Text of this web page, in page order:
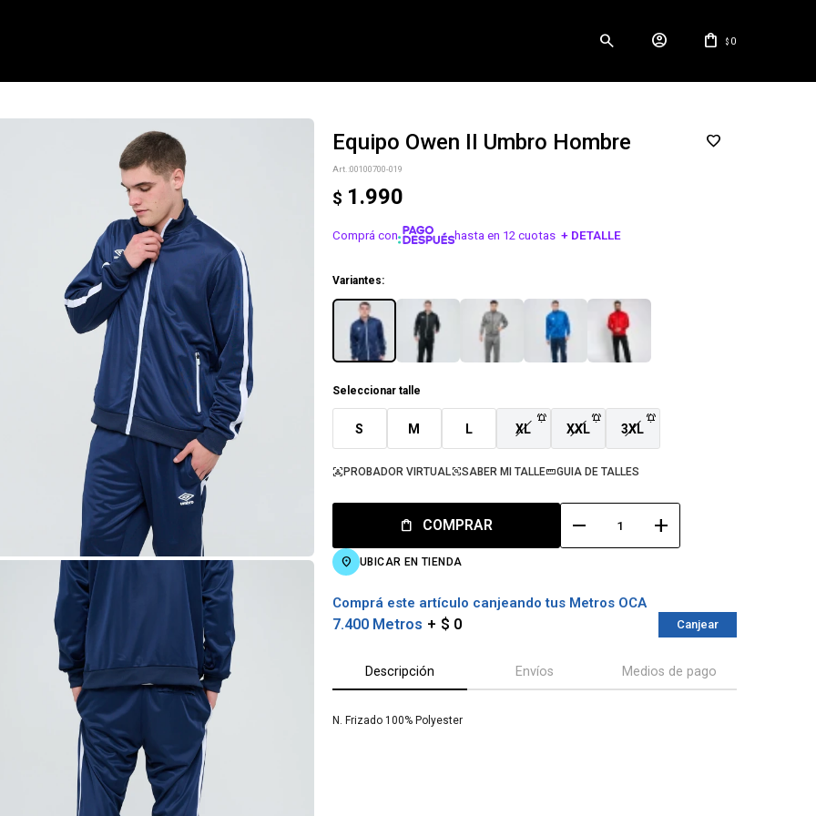
$ 0
Equipo Owen II Umbro Hombre
00100700-019
$ 1.990
Comprá con hasta en 12 cuotas + DETALLE
Variantes:
Seleccionar talle
S M L XL XXL 3XL
PROBADOR VIRTUAL SABER MI TALLE GUIA DE TALLES
COMPRAR remove add
UBICAR EN TIENDA
Comprá este artículo canjeando tus Metros OCA
7.400 Metros $ 0 Canjear
Descripción Envíos Medios de pago
N. Frizado 100% Polyester
NOTIFICARME